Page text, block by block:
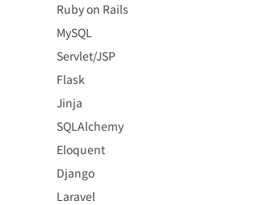
Ruby on Rails
MySQL
Servlet/JSP
Flask
Jinja
SQLAlchemy
Eloquent
Django
Laravel